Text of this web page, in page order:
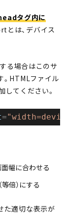
タグ内に
とは、デバイス
る場合はこのサ
。HTMLファイル
てください。
=
面幅に合わせる
倍）にする
た適切な表示が